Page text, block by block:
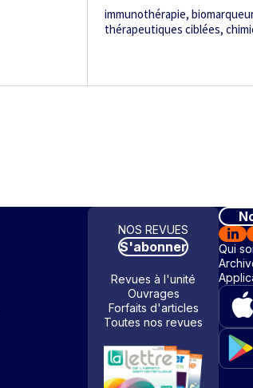
immunothérapie biomarqueur
thérapeutiques ciblées
NOS REVUES
S'abonner
Revues à l'unité
Ouvrages
Forfaits d'articles
Toutes nos revues
Qui